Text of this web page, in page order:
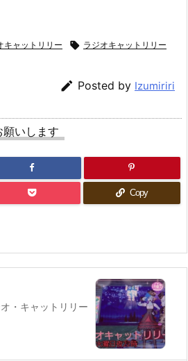
キャットリリー  ラジオキャットリリー
 Posted by Izumiriri
願いします
Copy
・キャットリリー